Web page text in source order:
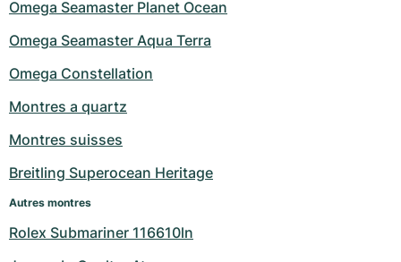
Omega Seamaster Planet Ocean
Omega Seamaster Aqua Terra
Omega Constellation
Montres a quartz
Montres suisses
Breitling Superocean Heritage
Autres montres
Rolex Submariner 116610ln